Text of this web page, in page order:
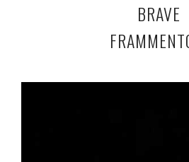
BRAVE